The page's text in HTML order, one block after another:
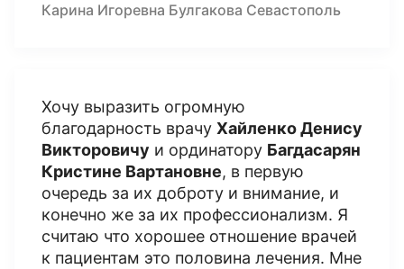
Карина Игоревна Булгакова Севастополь
Хочу выразить огромную
благодарность врачу Хайленко Денису
Викторовичу и ординатору Багдасарян
Кристине Вартановне, в первую
очередь за их доброту и внимание, и
конечно же за их профессионализм. Я
считаю что хорошее отношение врачей
к пациентам это половина лечения. Мне